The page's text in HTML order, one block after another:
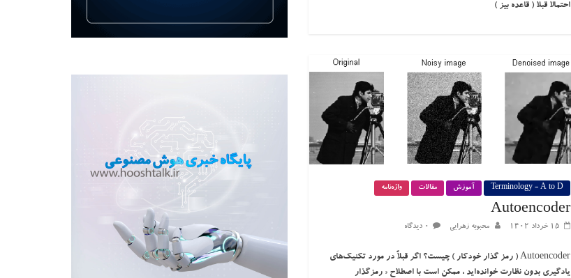
احتمالا قبلا ( قاعده بیز )
Terminology - A to D آموزش مقالات واژه‌نامه
Autoencoder
۱۵ خرداد ۱۴۰۲ محبوبه زهرایی ۰ دیدگاه
Autoencoder ( رمز گذار خودکار ) چیست؟ اگر قبلاً در مورد تکنیک‌های
یادگیری بدون نظارت خوانده‌اید ، ممکن است با اصطلاح « رمزگذار